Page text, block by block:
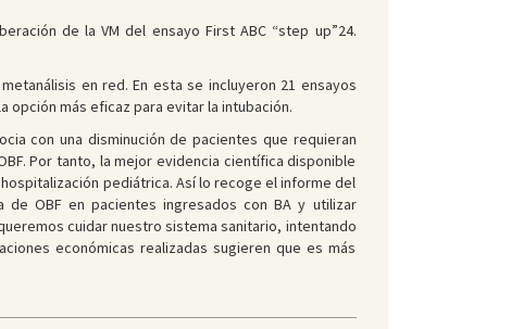
de la VM del ensayo First ABC “step up”24.
en red. En esta se incluyeron 21 ensayos
opción más eficaz para evitar la intubación.
con una disminución de pacientes que requieran
Por tanto, la mejor evidencia científica disponible
pediátrica. Así lo recoge el informe del
de OBF en pacientes ingresados con BA y utilizar
cuidar nuestro sistema sanitario, intentando
económicas realizadas sugieren que es más